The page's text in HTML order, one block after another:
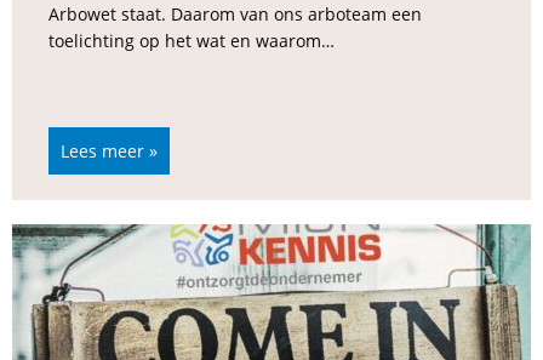
Arbowet staat. Daarom van ons arboteam een
toelichting op het wat en waarom…
Lees meer »